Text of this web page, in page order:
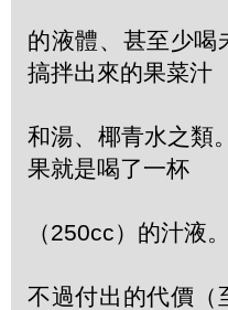
的液體、甚至少喝
搞拌出來的果菜汁
和湯、椰青水之類
果就是喝了一杯
（250cc）的汁液。
不過付出的代價（